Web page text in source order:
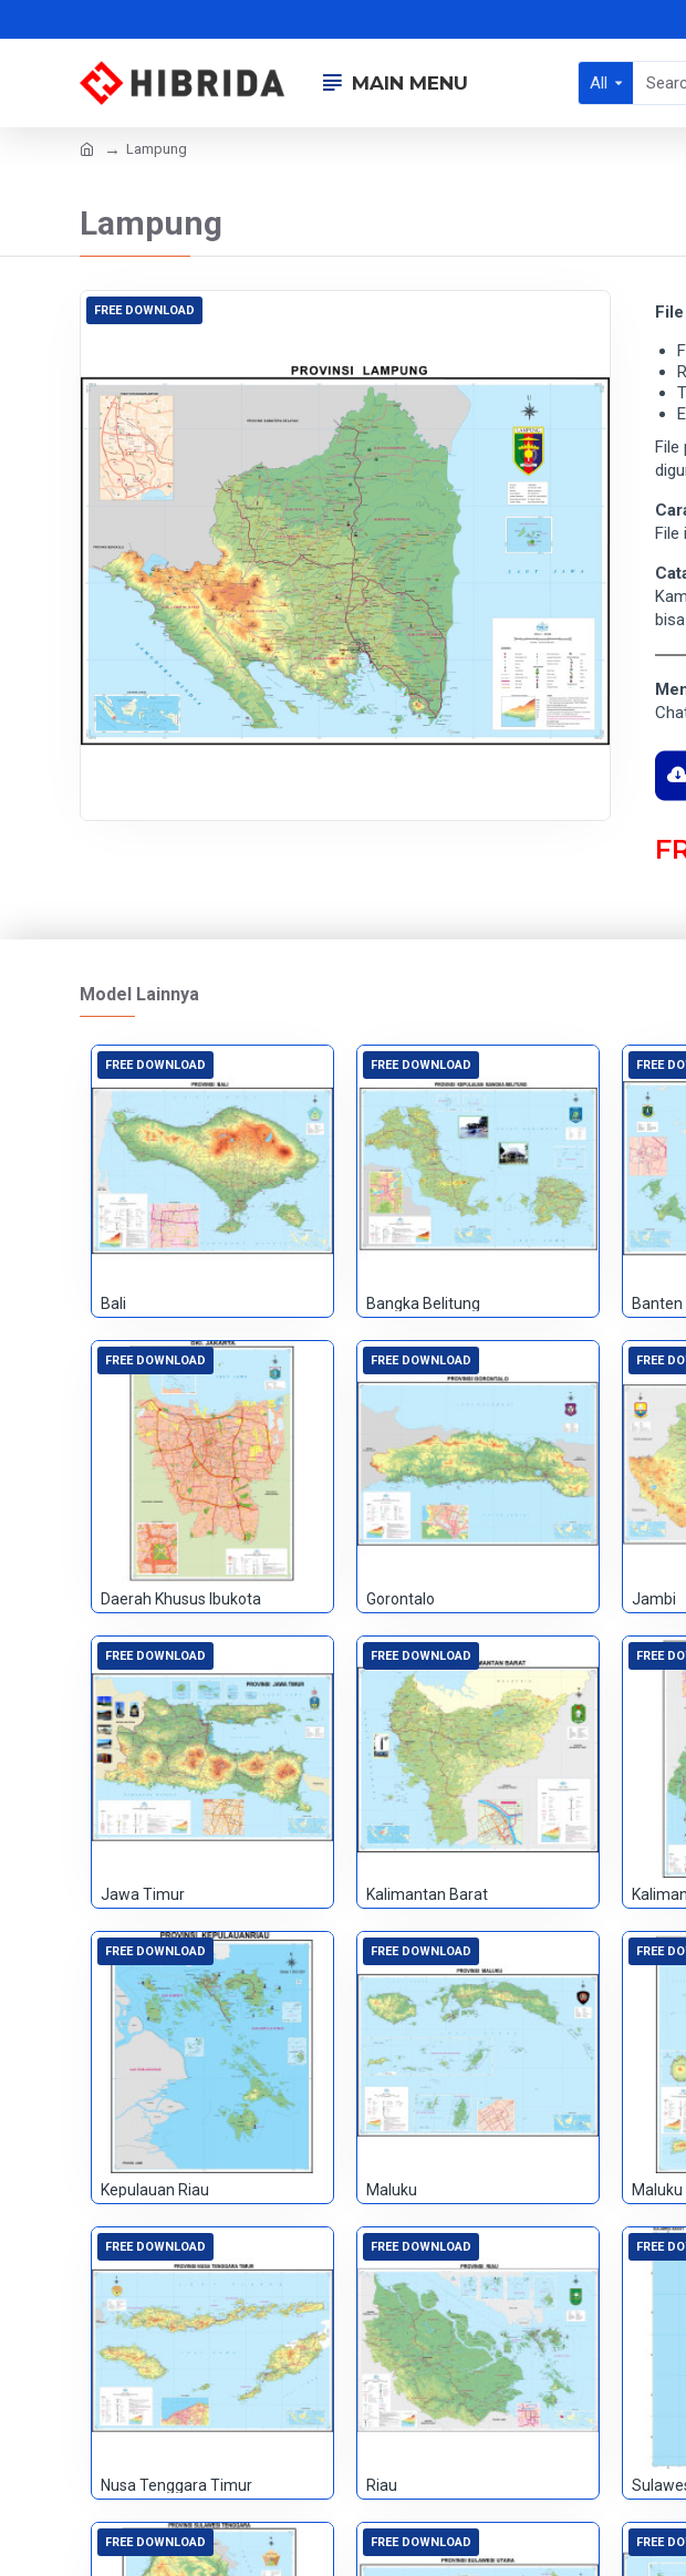
MAIN MENU All
Lampung
Lampung
FREE DOWNLOAD
File
File
Model Lainnya
FREE DOWNLOAD
Bali
FREE DOWNLOAD
Bangka Belitung
FREE
Banten
FREE DOWNLOAD
Daerah Khusus Ibukota
FREE DOWNLOAD
Gorontalo
FREE
Jambi
FREE DOWNLOAD
Jawa Timur
FREE DOWNLOAD
Kalimantan Barat
FREE
FREE DOWNLOAD
Kepulauan Riau
FREE DOWNLOAD
Maluku
FREE
FREE DOWNLOAD
Nusa Tenggara Timur
FREE DOWNLOAD
Riau
FREE
FREE DOWNLOAD FREE DOWNLOAD FREE